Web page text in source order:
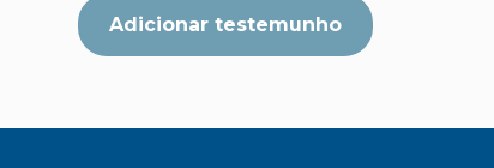
Adicionar testemunho